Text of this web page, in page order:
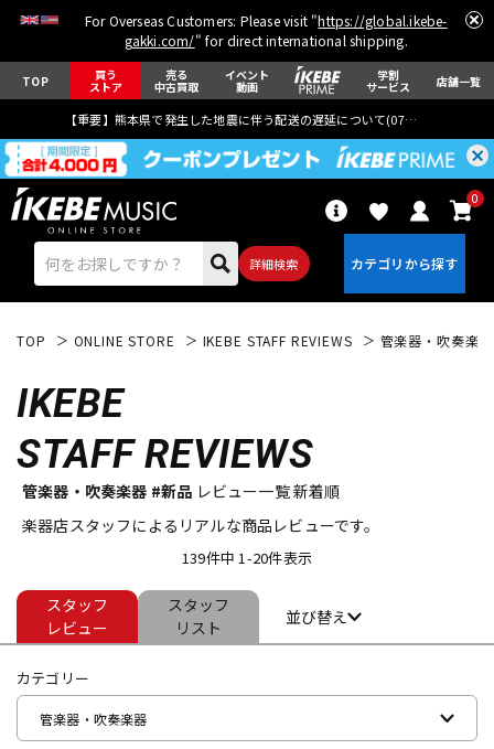
For Overseas Customers: Please visit "https://global.ikebe-
gakki.com/" for direct international shipping.
TOP 買う
ストア
売る
中古買取
イベント
動画
学割
サービス 店舗一覧
【重要】熊本県で発生した地震に伴う配送の遅延について(07月29日
詳細検索
0
エレキギター
ベース ウクレレ
ドラム パーカッション
TOP ONLINE STORE IKEBE STAFF REVIEWS 管楽器・吹奏楽器
IKEBE
STAFF REVIEWS
管楽器・吹奏楽器 #新品 レビュー一覧 新着順
楽器店スタッフによるリアルな商品レビューです。
139件中 1-20件表示
スタッフ
レビュー
スタッフ
リスト
並び替え
カテゴリー
管楽器・吹奏楽器